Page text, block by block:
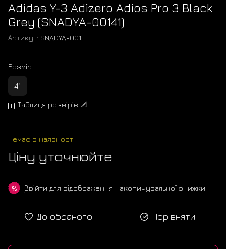
Adidas Y-3 Adizero Adios Pro 3 Black
Grey (SNADYA-00141)
Артикул: SNADYA-001
Розмір
41
Таблиця розмірів 📐
Немає в наявності
Ціну уточнюйте
% Ввійти для відображення накопичувальної знижки
До обраного Порівняти